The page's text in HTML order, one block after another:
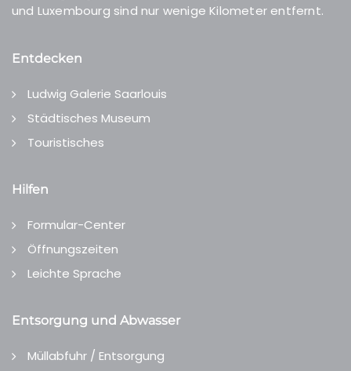
und Luxembourg sind nur wenige Kilometer entfernt.
Entdecken
Ludwig Galerie Saarlouis
Städtisches Museum
Touristisches
Hilfen
Formular-Center
Öffnungszeiten
Leichte Sprache
Entsorgung und Abwasser
Müllabfuhr / Entsorgung